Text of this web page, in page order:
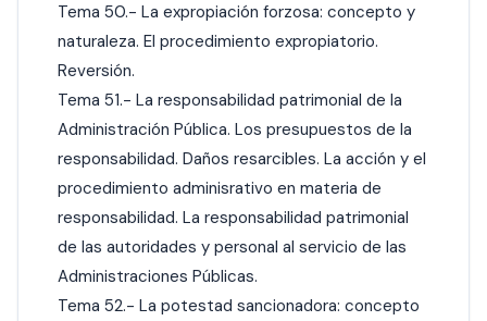
Tema 50.- La expropiación forzosa: concepto y
naturaleza. El procedimiento expropiatorio.
Reversión.
Tema 51.- La responsabilidad patrimonial de la
Administración Pública. Los presupuestos de la
responsabilidad. Daños resarcibles. La acción y el
procedimiento adminisrativo en materia de
responsabilidad. La responsabilidad patrimonial
de las autoridades y personal al servicio de las
Administraciones Públicas.
Tema 52.- La potestad sancionadora: concepto